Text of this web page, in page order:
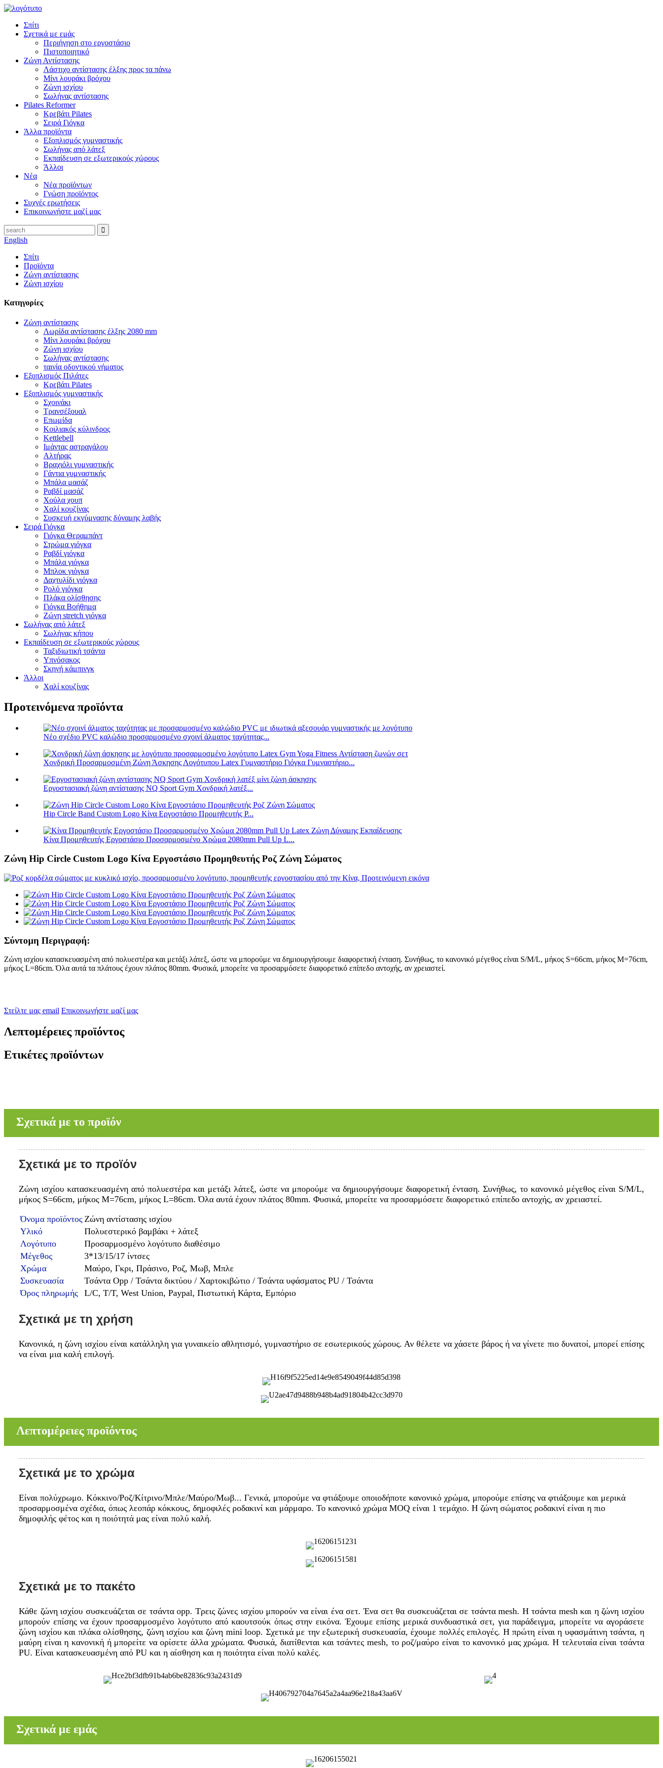
Σπίτι
Σχετικά με εμάς
Περιήγηση στο εργοστάσιο
Πιστοποιητικό
Ζώνη Αντίστασης
Λάστιχο αντίστασης έλξης προς τα πάνω
Μίνι λουράκι βρόχου
Ζώνη ισχίου
Σωλήνας αντίστασης
Pilates Reformer
Κρεβάτι Pilates
Σειρά Γιόγκα
Άλλα προϊόντα
Εξοπλισμός γυμναστικής
Σωλήνας από λάτεξ
Εκπαίδευση σε εξωτερικούς χώρους
Άλλοι
Νέα
Νέα προϊόντων
Γνώση προϊόντος
Συχνές ερωτήσεις
Επικοινωνήστε μαζί μας
English
Σπίτι
Προϊόντα
Ζώνη αντίστασης
Ζώνη ισχίου
Κατηγορίες
Ζώνη αντίστασης
Λωρίδα αντίστασης έλξης 2080 mm
Μίνι λουράκι βρόχου
Ζώνη ισχίου
Σωλήνας αντίστασης
ταινία οδοντικού νήματος
Εξοπλισμός Πιλάτες
Κρεβάτι Pilates
Εξοπλισμός γυμναστικής
Σχοινάκι
Τρανσέξουαλ
Επωμίδα
Κοιλιακός κύλινδρος
Kettlebell
Ιμάντας αστραγάλου
Αλτήρας
Βραχιόλι γυμναστικής
Γάντια γυμναστικής
Μπάλα μασάζ
Ραβδί μασάζ
Χούλα χουπ
Χαλί κουζίνας
Συσκευή εκγύμνασης δύναμης λαβής
Σειρά Γιόγκα
Γιόγκα Θεραμπάντ
Στρώμα γιόγκα
Ραβδί γιόγκα
Μπάλα γιόγκα
Μπλοκ γιόγκα
Δαχτυλίδι γιόγκα
Ρολό γιόγκα
Πλάκα ολίσθησης
Γιόγκα Βοήθημα
Ζώνη stretch γιόγκα
Σωλήνας από λάτεξ
Σωλήνας κήπου
Εκπαίδευση σε εξωτερικούς χώρους
Ταξιδιωτική τσάντα
Υπνόσακος
Σκηνή κάμπινγκ
Άλλοι
Χαλί κουζίνας
Προτεινόμενα προϊόντα
Νέο σχέδιο PVC καλώδιο προσαρμοσμένο σχοινί άλματος ταχύτητας...
Χονδρική Προσαρμοσμένη Ζώνη Άσκησης Λογότυπου Latex Γυμναστήριο Γιόγκα Γυμναστήριο...
Εργοστασιακή ζώνη αντίστασης NQ Sport Gym Χονδρική λατέξ...
Hip Circle Band Custom Logo Κίνα Εργοστάσιο Προμηθευτής P...
Κίνα Προμηθευτής Εργοστάσιο Προσαρμοσμένο Χρώμα 2080mm Pull Up L...
Ζώνη Hip Circle Custom Logo Κίνα Εργοστάσιο Προμηθευτής Ροζ Ζώνη Σώματος
Σύντομη Περιγραφή:
Ζώνη ισχίου κατασκευασμένη από πολυεστέρα και μετάξι λάτεξ, ώστε να μπορούμε να δημιουργήσουμε διαφορετική ένταση. Συνήθως, το κανονικό μέγεθος είναι S/M/L, μήκος S=66cm, μήκος M=76cm,
μήκος L=86cm. Όλα αυτά τα πλάτους έχουν πλάτος 80mm. Φυσικά, μπορείτε να προσαρμόσετε διαφορετικό επίπεδο αντοχής, αν χρειαστεί.
Στείλτε μας email Επικοινωνήστε μαζί μας
Λεπτομέρειες προϊόντος
Ετικέτες προϊόντων
Σχετικά με το προϊόν
Σχετικά με το προϊόν
Ζώνη ισχίου κατασκευασμένη από πολυεστέρα και μετάξι λάτεξ, ώστε να μπορούμε να δημιουργήσουμε διαφορετική ένταση. Συνήθως, το κανονικό μέγεθος είναι S/M/L,
μήκος S=66cm, μήκος M=76cm, μήκος L=86cm. Όλα αυτά έχουν πλάτος 80mm. Φυσικά, μπορείτε να προσαρμόσετε διαφορετικό επίπεδο αντοχής, αν χρειαστεί.
Όνομα προϊόντος Ζώνη αντίστασης ισχίου
Υλικό
Πολυεστερικό βαμβάκι + λάτεξ
Λογότυπο
Προσαρμοσμένο λογότυπο διαθέσιμο
Μέγεθος
3*13/15/17 ίντσες
Χρώμα
Μαύρο, Γκρι, Πράσινο, Ροζ, Μωβ, Μπλε
Συσκευασία
Τσάντα Opp / Τσάντα δικτύου / Χαρτοκιβώτιο / Τσάντα υφάσματος PU / Τσάντα
Όρος πληρωμής
L/C, T/T, West Union, Paypal, Πιστωτική Κάρτα, Εμπόριο
Σχετικά με τη χρήση
Κανονικά, η ζώνη ισχίου είναι κατάλληλη για γυναικείο αθλητισμό, γυμναστήριο σε εσωτερικούς χώρους. Αν θέλετε να χάσετε βάρος ή να γίνετε πιο δυνατοί, μπορεί επίσης
να είναι μια καλή επιλογή.
Λεπτομέρειες προϊόντος
Σχετικά με το χρώμα
Είναι πολύχρωμο. Κόκκινο/Ροζ/Κίτρινο/Μπλε/Μαύρο/Μωβ... Γενικά, μπορούμε να φτιάξουμε οποιοδήποτε κανονικό χρώμα, μπορούμε επίσης να φτιάξουμε και μερικά
προσαρμοσμένα σχέδια, όπως λεοπάρ κόκκους, δημοφιλές ροδακινί και μάρμαρο. Το κανονικό χρώμα MOQ είναι 1 τεμάχιο. Η ζώνη σώματος ροδακινί είναι η πιο
δημοφιλής φέτος και η ποιότητά μας είναι πολύ καλή.
Σχετικά με το πακέτο
Κάθε ζώνη ισχίου συσκευάζεται σε τσάντα opp. Τρεις ζώνες ισχίου μπορούν να είναι ένα σετ. Ένα σετ θα συσκευάζεται σε τσάντα mesh. Η τσάντα mesh και η ζώνη ισχίου
μπορούν επίσης να έχουν προσαρμοσμένο λογότυπο από καουτσούκ όπως στην εικόνα. Έχουμε επίσης μερικά συνδυαστικά σετ, για παράδειγμα, μπορείτε να αγοράσετε
ζώνη ισχίου και πλάκα ολίσθησης, ζώνη ισχίου και ζώνη mini loop. Σχετικά με την εξωτερική συσκευασία, έχουμε πολλές επιλογές. Η πρώτη είναι η υφασμάτινη τσάντα, η
μαύρη είναι η κανονική ή μπορείτε να ορίσετε άλλα χρώματα. Φυσικά, διατίθενται και τσάντες mesh, το ροζ/μαύρο είναι το κανονικό μας χρώμα. Η τελευταία είναι τσάντα
PU. Είναι κατασκευασμένη από PU και η αίσθηση και η ποιότητα είναι πολύ καλές.
Σχετικά με εμάς